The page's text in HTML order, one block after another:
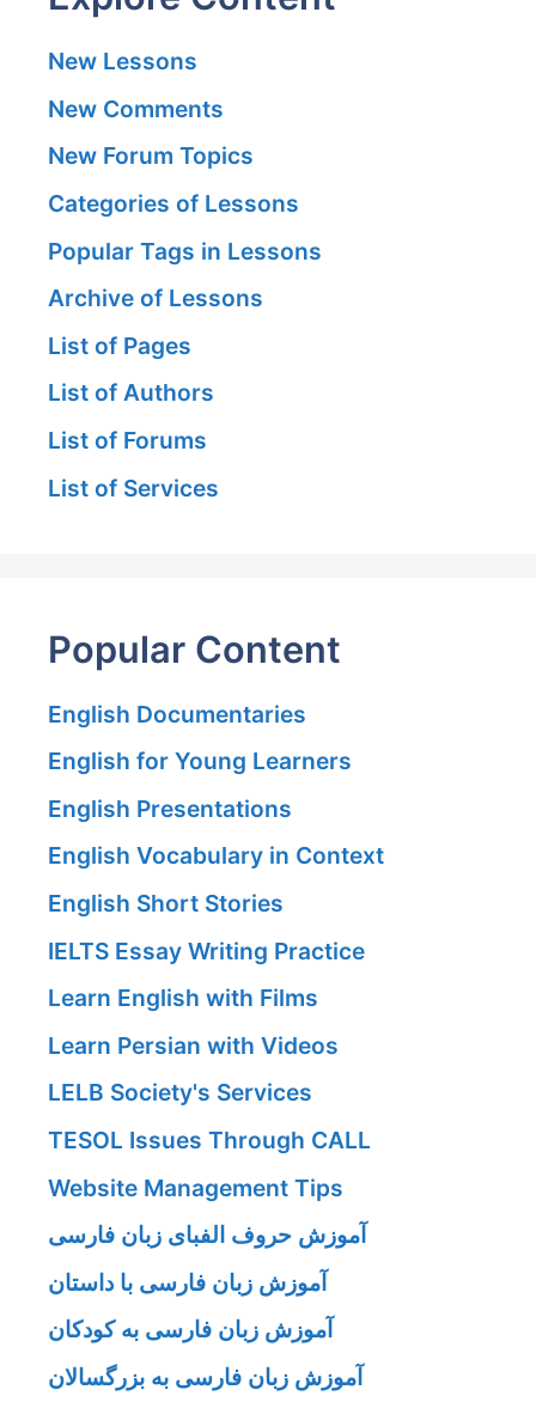
New Lessons
New Comments
New Forum Topics
Categories of Lessons
Popular Tags in Lessons
Archive of Lessons
List of Pages
List of Authors
List of Forums
List of Services
Popular Content
English Documentaries
English for Young Learners
English Presentations
English Vocabulary in Context
English Short Stories
IELTS Essay Writing Practice
Learn English with Films
Learn Persian with Videos
LELB Society's Services
TESOL Issues Through CALL
Website Management Tips
آموزش حروف الفبای زبان فارسی
آموزش زبان فارسی با داستان
آموزش زبان فارسی به کودکان
آموزش زبان فارسی به بزرگسالان